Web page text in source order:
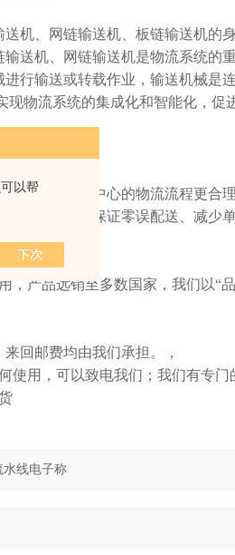
以帮
机、网链输送机、板链输送机的
送机、网链输送机是物流系统的重
行输送或转载作业，输送机械是
现物流系统的集成化和智能化，促
化，使配送中心的物流流程更合
质量保证、保证零误配送、减少
，产品远销至多数国家，我们以“
回邮费均由我们承担。，
使用，可以致电我们；我们有专门